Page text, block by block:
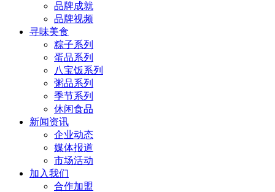
品牌成就
品牌视频
寻味美食
粽子系列
蛋品系列
八宝饭系列
粥品系列
季节系列
休闲食品
新闻资讯
企业动态
媒体报道
市场活动
加入我们
合作加盟